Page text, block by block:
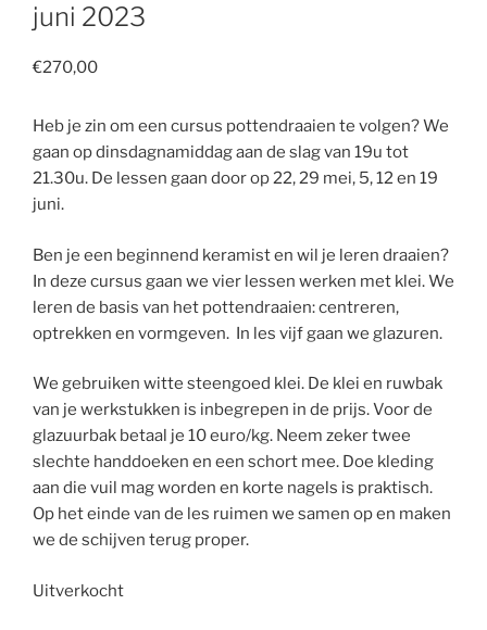
juni 2023
€270,00
Heb je zin om een cursus pottendraaien te volgen? We
gaan op dinsdagnamiddag aan de slag van 19u tot
21.30u. De lessen gaan door op 22, 29 mei, 5, 12 en 19
juni.
Ben je een beginnend keramist en wil je leren draaien?
In deze cursus gaan we vier lessen werken met klei. We
leren de basis van het pottendraaien: centreren,
optrekken en vormgeven. In les vijf gaan we glazuren.
We gebruiken witte steengoed klei. De klei en ruwbak
van je werkstukken is inbegrepen in de prijs. Voor de
glazuurbak betaal je 10 euro/kg. Neem zeker twee
slechte handdoeken en een schort mee. Doe kleding
aan die vuil mag worden en korte nagels is praktisch.
Op het einde van de les ruimen we samen op en maken
we de schijven terug proper.
Uitverkocht